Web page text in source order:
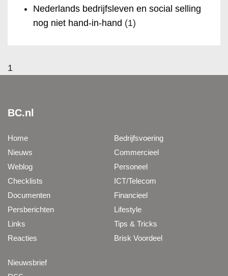
Nederlands bedrijfsleven en social selling
nog niet hand-in-hand (1)
1
BC.nl
Home
Nieuws
Weblog
Checklists
Documenten
Persberichten
Links
Reacties
Bedrijfsvoering
Commercieel
Personeel
ICT/Telecom
Financieel
Lifestyle
Tips & Tricks
Brisk Voordeel
Nieuwsbrief